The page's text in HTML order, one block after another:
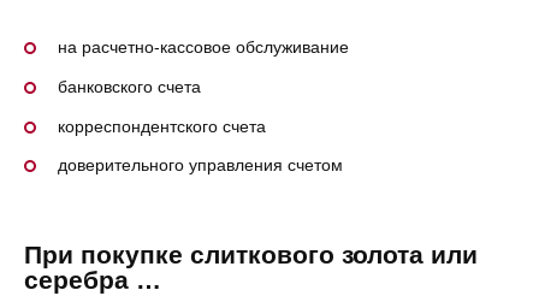
на расчетно-кассовое обслуживание
банковского счета
корреспондентского счета
доверительного управления счетом
При покупке слиткового золота или
серебра …